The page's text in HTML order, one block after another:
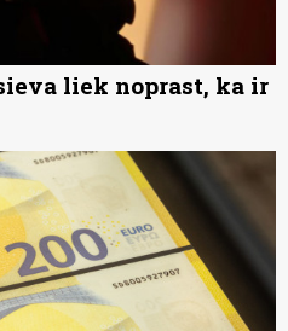
liek noprast, ka ir